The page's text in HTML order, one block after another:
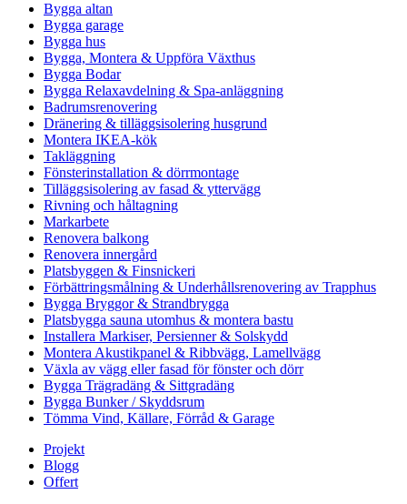
Bygga altan
Bygga garage
Bygga hus
Bygga, Montera & Uppföra Växthus
Bygga Bodar
Bygga Relaxavdelning & Spa-anläggning
Badrumsrenovering
Dränering & tilläggsisolering husgrund
Montera IKEA-kök
Takläggning
Fönsterinstallation & dörrmontage
Tilläggsisolering av fasad & yttervägg
Rivning och håltagning
Markarbete
Renovera balkong
Renovera innergård
Platsbyggen & Finsnickeri
Förbättringsmålning & Underhållsrenovering av Trapphus
Bygga Bryggor & Strandbrygga
Platsbygga sauna utomhus & montera bastu
Installera Markiser, Persienner & Solskydd
Montera Akustikpanel & Ribbvägg, Lamellvägg
Växla av vägg eller fasad för fönster och dörr
Bygga Trägradäng & Sittgradäng
Bygga Bunker / Skyddsrum
Tömma Vind, Källare, Förråd & Garage
Projekt
Blogg
Offert